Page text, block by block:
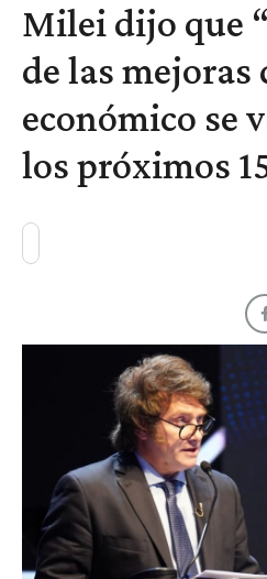
Milei dijo que
de las mejoras
económico se
los próximos